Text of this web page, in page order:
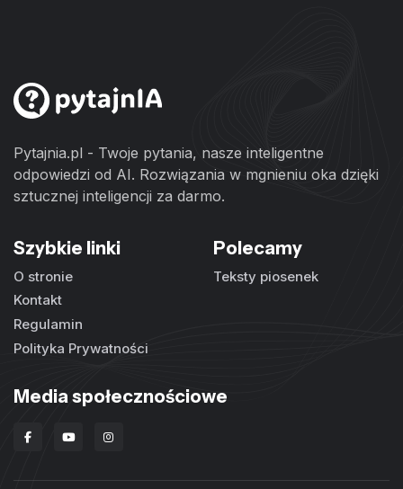
Pytajnia.pl - Twoje pytania, nasze inteligentne
odpowiedzi od AI. Rozwiązania w mgnieniu oka dzięki
sztucznej inteligencji za darmo.
Szybkie linki
O stronie
Kontakt
Regulamin
Polityka Prywatności
Polecamy
Teksty piosenek
Media społecznościowe